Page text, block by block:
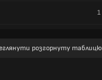
1
розгорнуту таблицю